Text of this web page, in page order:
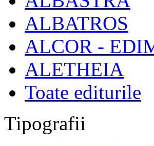
ALBATROS
ALCOR -
ALETHEIA
Toate editurile
Tipografii